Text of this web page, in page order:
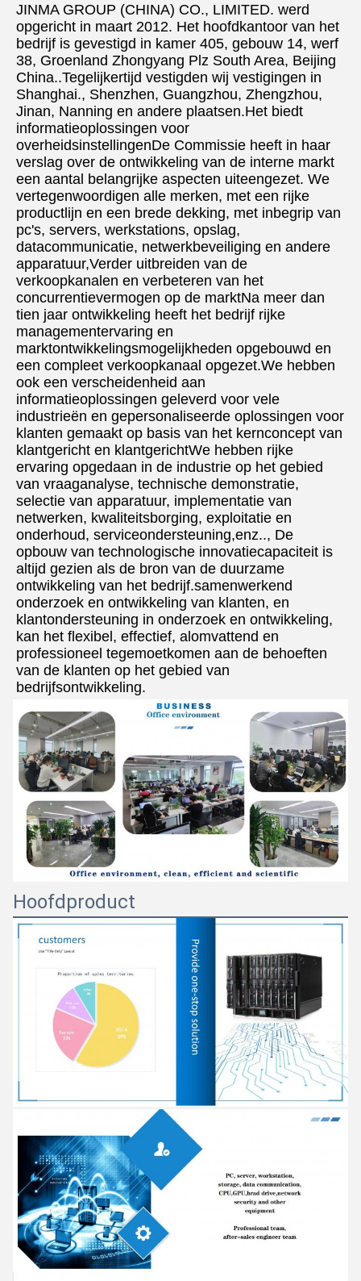
JINMA GROUP (CHINA) CO., LIMITED. werd
opgericht in maart 2012. Het hoofdkantoor van het
bedrijf is gevestigd in kamer 405, gebouw 14, werf
38, Groenland Zhongyang Plz South Area, Beijing
China..Tegelijkertijd vestigden wij vestigingen in
Shanghai., Shenzhen, Guangzhou, Zhengzhou,
Jinan, Nanning en andere plaatsen.Het biedt
informatieoplossingen voor
overheidsinstellingenDe Commissie heeft in haar
verslag over de ontwikkeling van de interne markt
een aantal belangrijke aspecten uiteengezet. We
vertegenwoordigen alle merken, met een rijke
productlijn en een brede dekking, met inbegrip van
pc's, servers, werkstations, opslag,
datacommunicatie, netwerkbeveiliging en andere
apparatuur,Verder uitbreiden van de
verkoopkanalen en verbeteren van het
concurrentievermogen op de marktNa meer dan
tien jaar ontwikkeling heeft het bedrijf rijke
managementervaring en
marktontwikkelingsmogelijkheden opgebouwd en
een compleet verkoopkanaal opgezet.We hebben
ook een verscheidenheid aan
informatieoplossingen geleverd voor vele
industrieën en gepersonaliseerde oplossingen voor
klanten gemaakt op basis van het kernconcept van
klantgericht en klantgerichtWe hebben rijke
ervaring opgedaan in de industrie op het gebied
van vraaganalyse, technische demonstratie,
selectie van apparatuur, implementatie van
netwerken, kwaliteitsborging, exploitatie en
onderhoud, serviceondersteuning,enz.., De
opbouw van technologische innovatiecapaciteit is
altijd gezien als de bron van de duurzame
ontwikkeling van het bedrijf.samenwerkend
onderzoek en ontwikkeling van klanten, en
klantondersteuning in onderzoek en ontwikkeling,
kan het flexibel, effectief, alomvattend en
professioneel tegemoetkomen aan de behoeften
van de klanten op het gebied van
bedrijfsontwikkeling.
Hoofdproduct